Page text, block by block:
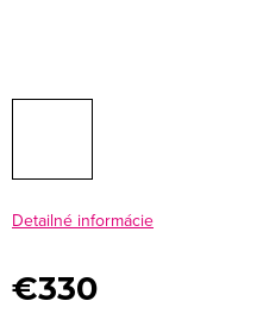
Detailné informácie
€330